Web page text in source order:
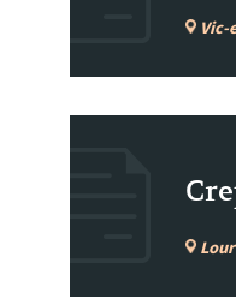
Vic-